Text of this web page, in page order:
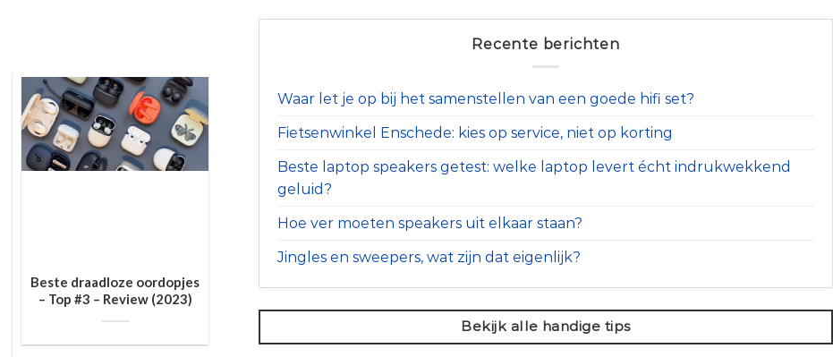
Beste draadloze oordopjes
– Top #3 – Review (2023)
Recente berichten
Waar let je op bij het samenstellen van een goede hifi set?
Fietsenwinkel Enschede: kies op service, niet op korting
Beste laptop speakers getest: welke laptop levert écht indrukwekkend
geluid?
Hoe ver moeten speakers uit elkaar staan?
Jingles en sweepers, wat zijn dat eigenlijk?
Bekijk alle handige tips